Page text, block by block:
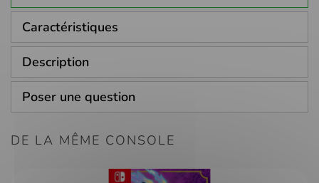
Caractéristiques
Description
Poser une question
DE LA MÊME CONSOLE